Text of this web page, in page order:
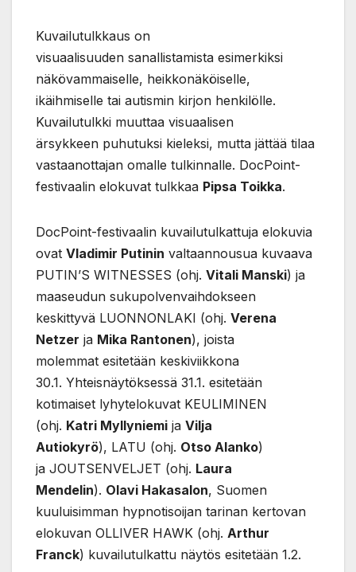
Kuvailutulkkaus on
visuaalisuuden sanallistamista esimerkiksi
näkövammaiselle, heikkonäköiselle,
ikäihmiselle tai autismin kirjon henkilölle.
Kuvailutulkki muuttaa visuaalisen
ärsykkeen puhutuksi kieleksi, mutta jättää tilaa
vastaanottajan omalle tulkinnalle. DocPoint-
festivaalin elokuvat tulkkaa Pipsa Toikka.
DocPoint-festivaalin kuvailutulkattuja elokuvia
ovat Vladimir Putinin valtaannousua kuvaava
PUTIN’S WITNESSES (ohj. Vitali Manski) ja
maaseudun sukupolvenvaihdokseen
keskittyvä LUONNONLAKI (ohj. Verena
Netzer ja Mika Rantonen), joista
molemmat esitetään keskiviikkona
30.1. Yhteisnäytöksessä 31.1. esitetään
kotimaiset lyhytelokuvat KEULIMINEN
(ohj. Katri Myllyniemi ja Vilja
Autiokyrö), LATU (ohj. Otso Alanko)
ja JOUTSENVELJET (ohj. Laura
Mendelin). Olavi Hakasalon, Suomen
kuuluisimman hypnotisoijan tarinan kertovan
elokuvan OLLIVER HAWK (ohj. Arthur
Franck) kuvailutulkattu näytös esitetään 1.2.